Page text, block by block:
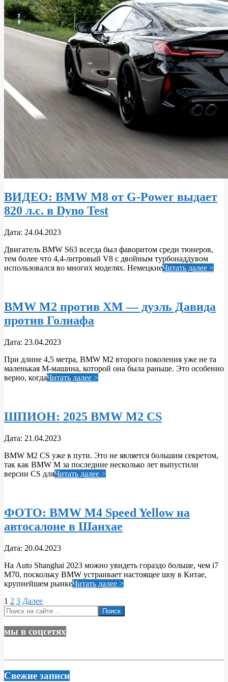
ВИДЕО: BMW M8 от G-Power выдает
820 л.с. в Dyno Test
2023-
24
Дата: 24.04.2023
Двигатель BMW S63 всегда был фаворитом среди тюнеров,
тем более что 4,4-литровый V8 с двойным турбонаддувом
использовался во многих моделях. НемецкиеЧитать далее >
BMW M2 против XM — дуэль Давида
против Голиафа
2023-
23
Дата: 23.04.2023
При длине 4,5 метра, BMW M2 второго поколения уже не та
маленькая М-машина, которой она была раньше. Это особенно
верно, когдаЧитать далее >
ШПИОН: 2025 BMW M2 CS
2023-
21
Дата: 21.04.2023
BMW M2 CS уже в пути. Это не является большим секретом,
так как BMW M за последние несколько лет выпустили
версии CS дляЧитать далее >
ФОТО: BMW M4 Speed ​​​​Yellow на
автосалоне в Шанхае
2023-
20
Дата: 20.04.2023
На Auto Shanghai 2023 можно увидеть гораздо больше, чем i7
M70, поскольку BMW устраивает настоящее шоу в Китае,
крупнейшем рынкеЧитать далее >
Пагинация
записей
1 2 3 Далее
Поиск
мы в соцсетях
Свежие записи